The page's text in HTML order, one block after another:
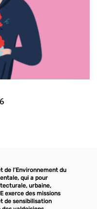
de l’Environnement du
qui a pour
urbaine,
exerce des missions
de sensibilisation